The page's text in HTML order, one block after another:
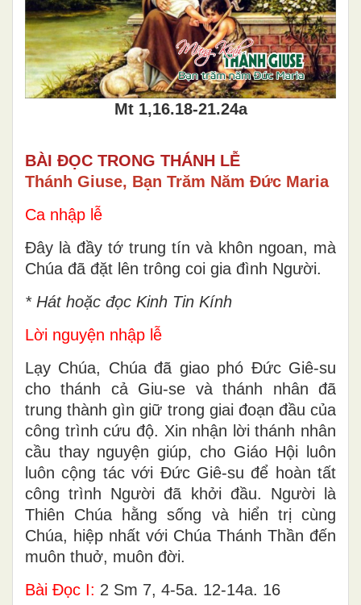
Mt 1,16.18-21.24a
BÀI ĐỌC TRONG THÁNH LỄ
Thánh Giuse, Bạn Trăm Năm Đức Maria
Ca nhập lễ
Đây là đầy tớ trung tín và khôn ngoan, mà
Chúa đã đặt lên trông coi gia đình Người.
* Hát hoặc đọc Kinh Tin Kính
Lời nguyện nhập lễ
Lạy Chúa, Chúa đã giao phó Ðức Giê-su
cho thánh cả Giu-se và thánh nhân đã
trung thành gìn giữ trong giai đoạn đầu của
công trình cứu độ. Xin nhận lời thánh nhân
cầu thay nguyện giúp, cho Giáo Hội luôn
luôn cộng tác với Ðức Giê-su để hoàn tất
công trình Người đã khởi đầu. Người là
Thiên Chúa hằng sống và hiển trị cùng
Chúa, hiệp nhất với Chúa Thánh Thần đến
muôn thuở, muôn đời.
Bài Ðọc I: 2 Sm 7, 4-5a. 12-14a. 16